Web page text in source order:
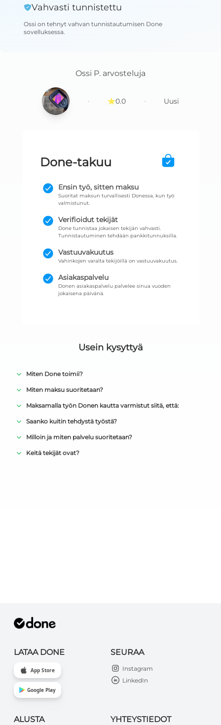
Vahvasti tunnistettu
Ossi on tehnyt vahvan tunnistautumisen Done
sovelluksessa.
Ossi P. arvosteluja
· 0.0 · Uusi
Done-takuu
Ensin työ, sitten maksu
Suoritat maksun turvallisesti Donessa, kun työ
valmistunut.
Verifioidut tekijät
Done tunnistaa jokaisen tekijän vahvasti.
Tunnistautuminen tehdään pankkitunnuksilla.
Vastuuvakuutus
Vahinkojen varalta tekijöillä on vastuuvakuutus.
Asiakaspalvelu
Donen asiakaspalvelu palvelee sinua vuoden
jokaisena päivänä.
Usein kysyttyä
Miten Done toimii?
Miten maksu suoritetaan?
Maksamalla työn Donen kautta varmistut siitä, että:
Saanko kuitin tehdystä työstä?
Milloin ja miten palvelu suoritetaan?
Keitä tekijät ovat?
LATAA DONE
App Store
Google Play
SEURAA
Instagram
LinkedIn
ALUSTA YHTEYSTIEDOT